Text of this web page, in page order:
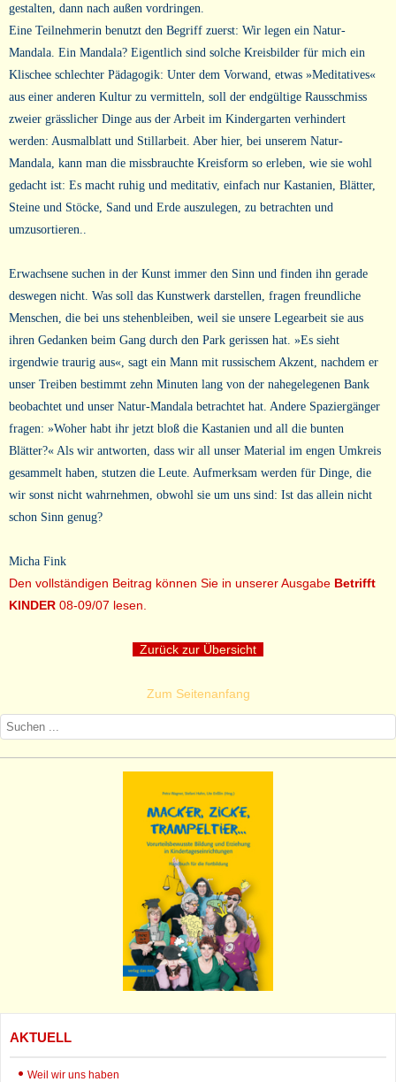
gestalten, dann nach außen vordringen.
Eine Teilnehmerin benutzt den Begriff zuerst: Wir legen ein Natur-
Mandala. Ein Mandala? Eigentlich sind solche Kreisbilder für mich ein
Klischee schlechter Pädagogik: Unter dem Vorwand, etwas »Meditatives«
aus einer anderen Kultur zu vermitteln, soll der endgültige Rausschmiss
zweier grässlicher Dinge aus der Arbeit im Kindergarten verhindert
werden: Ausmalblatt und Stillarbeit. Aber hier, bei unserem Natur-
Mandala, kann man die missbrauchte Kreisform so erleben, wie sie wohl
gedacht ist: Es macht ruhig und meditativ, einfach nur Kastanien, Blätter,
Steine und Stöcke, Sand und Erde auszulegen, zu betrachten und
umzusortieren..
Erwachsene suchen in der Kunst immer den Sinn und finden ihn gerade
deswegen nicht. Was soll das Kunstwerk darstellen, fragen freundliche
Menschen, die bei uns stehenbleiben, weil sie unsere Legearbeit sie aus
ihren Gedanken beim Gang durch den Park gerissen hat. »Es sieht
irgendwie traurig aus«, sagt ein Mann mit russischem Akzent, nachdem er
unser Treiben bestimmt zehn Minuten lang von der nahegelegenen Bank
beobachtet und unser Natur-Mandala betrachtet hat. Andere Spaziergänger
fragen: »Woher habt ihr jetzt bloß die Kastanien und all die bunten
Blätter?« Als wir antworten, dass wir all unser Material im engen Umkreis
gesammelt haben, stutzen die Leute. Aufmerksam werden für Dinge, die
wir sonst nicht wahrnehmen, obwohl sie um uns sind: Ist das allein nicht
schon Sinn genug?
Micha Fink
Den vollständigen Beitrag können Sie in unserer Ausgabe Betrifft
KINDER 08-09/07 lesen.
Zurück zur Übersicht
Zum Seitenanfang
AKTUELL
Weil wir uns haben